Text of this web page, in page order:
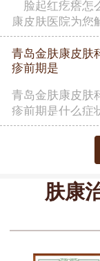
脸起红疙瘩怎
康皮肤医院为您
疙瘩……【详细
青岛金肤康皮肤
疹前期是
青岛金肤康皮肤
疹前期是什么症
一常……【详细
肤康